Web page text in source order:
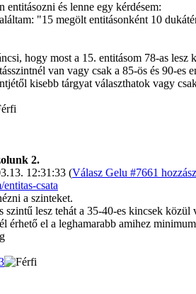
entitásozni és lenne egy kérdésem:
"15 megölt entitásonként 10
hogy most a 15. entitásom 78-as
van vagy csak a 85-ös és 90-es
kisebb tárgyat választhatok vagy
2.
12:31:33 (Válasz Gelu #7661
csata
a szinteket.
szintű lesz tehát a 35-40-es kincsek
érhető el a leghamarabb amihez